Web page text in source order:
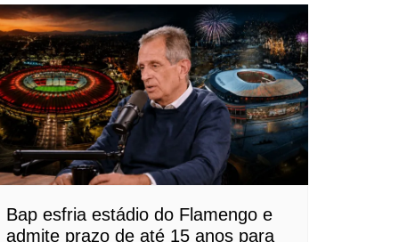
Bap esfria estádio do Flamengo e
admite prazo de até 15 anos para